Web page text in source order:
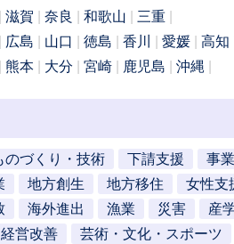
滋賀 奈良 和歌山
三重
広島 山口 徳島 香川 愛媛
高知
熊本 大分 宮崎 鹿児島 沖縄
のづくり・技術 下請支援 事
地方創生 地方移住 女性支
海外進出 漁業 災害 産
経営改善 芸術・文化・スポーツ